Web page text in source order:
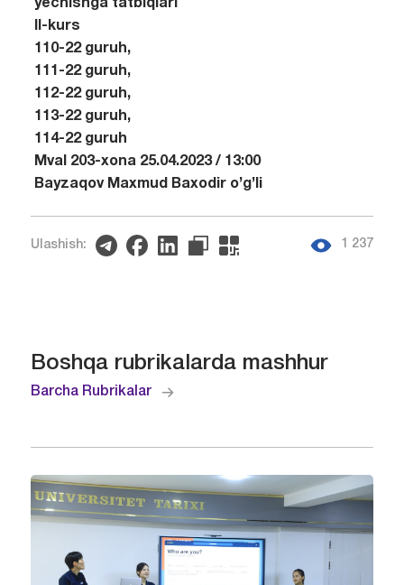
yechishga tatbiqlari
II-kurs
110-22 guruh,
111-22 guruh,
112-22 guruh,
113-22 guruh,
114-22 guruh
MvaI 203-xona 25.04.2023 / 13:00
Bayzaqov Maxmud Baxodir o’g’li
Ulashish: 1 237
Boshqa rubrikalarda mashhur
Barcha Rubrikalar